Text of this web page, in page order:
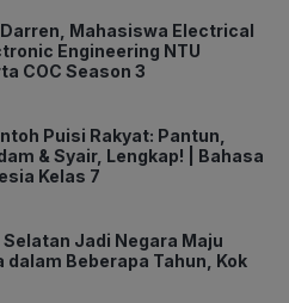
Mahasiswa Electrical
Engineering NTU
COC Season 3
Puisi Rakyat: Pantun,
& Syair, Lengkap! | Bahasa
Kelas 7
Selatan Jadi Negara Maju
dalam Beberapa Tahun, Kok